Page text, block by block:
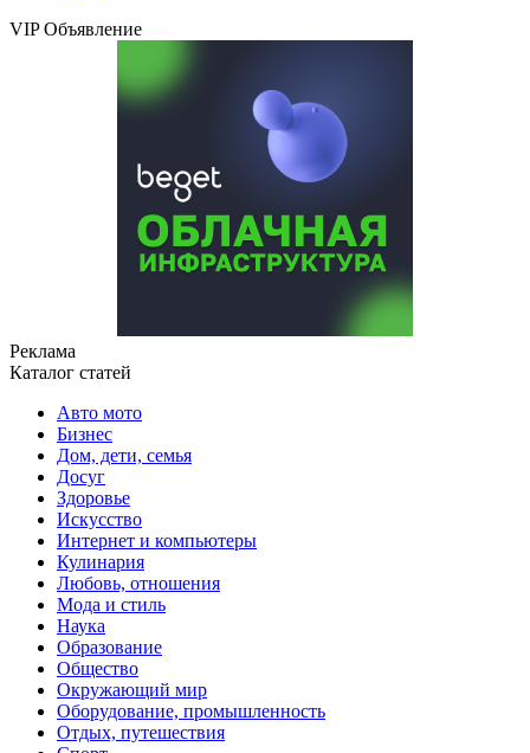
VIP Объявление
Реклама
Каталог статей
Авто мото
Бизнес
Дом, дети, семья
Досуг
Здоровье
Искусство
Интернет и компьютеры
Кулинария
Любовь, отношения
Мода и стиль
Наука
Образование
Общество
Окружающий мир
Оборудование, промышленность
Отдых, путешествия